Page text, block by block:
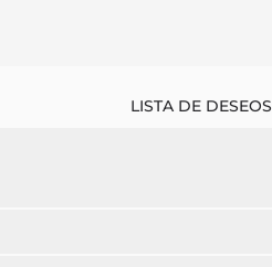
LISTA DE DESEOS